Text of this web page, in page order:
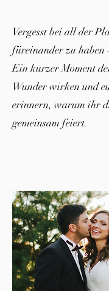
Vergesst bei all der
füreinander zu haben
Ein kurzer Moment
Wunder wirken und
erinnern, warum ihr
gemeinsam feiert.